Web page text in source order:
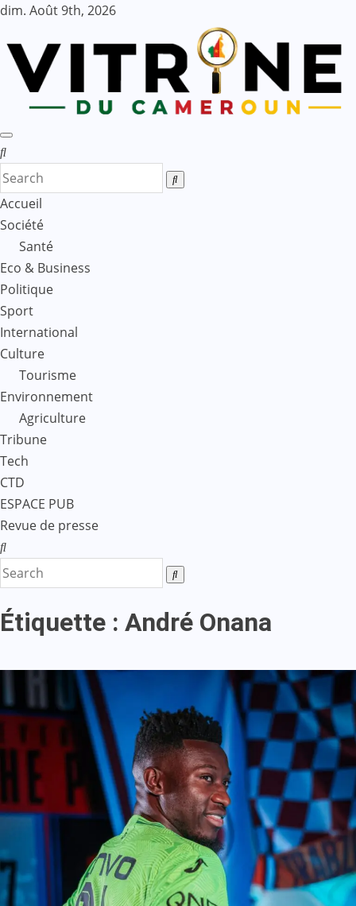
Skip
content
dim. Août 9th, 2026
Accueil
Société
Santé
Eco & Business
Politique
Sport
International
Culture
Tourisme
Environnement
Agriculture
Tribune
Tech
CTD
ESPACE PUB
Revue de presse
Étiquette : André Onana